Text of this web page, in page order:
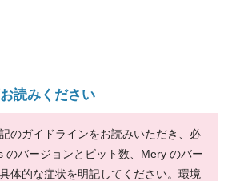
読みください
のガイドラインをお読みいただき、必
のバージョンとビット数、Mery のバー
体的な症状を明記してください。環境